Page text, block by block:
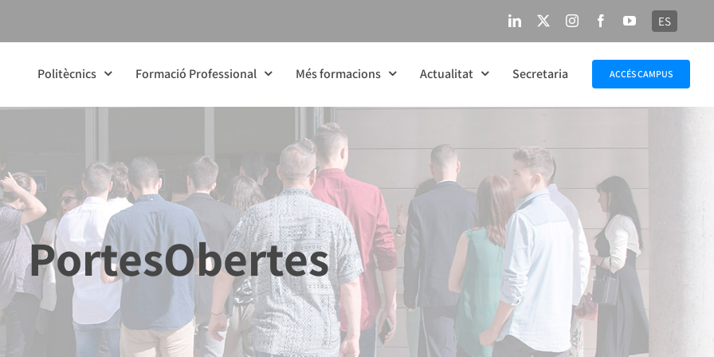
LinkedIn InstagramFacebookYouTube
ES
Politècnics Formació Professional Més formacions Actualitat Secretaria ACCÉS CAMPUS
PortesObertes